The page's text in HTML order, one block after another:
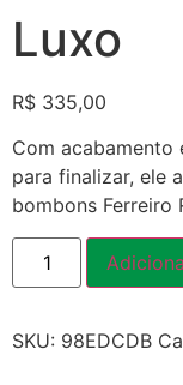
Luxo
R$ 335,00
Com acabamento
para finalizar, ele
bombons Ferreiro
SKU: 98EDCDB